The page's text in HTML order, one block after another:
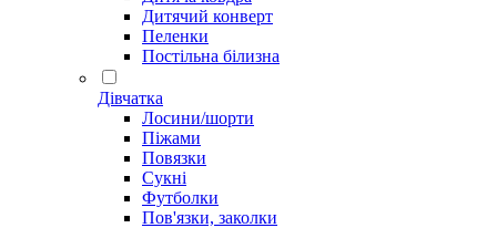
Дитячий конверт
Пеленки
Постільна білизна
Дівчатка
Лосини/шорти
Піжами
Повязки
Сукні
Футболки
Пов'язки, заколки